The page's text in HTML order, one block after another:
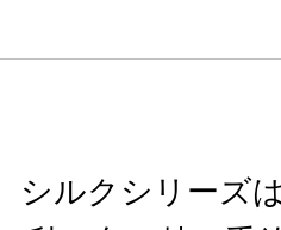
シルクシリーズ